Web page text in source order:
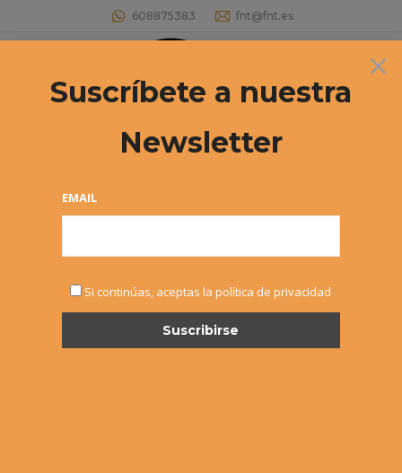
608875383 fnt@fnt.es
Buscar:
Archivos diarios: 18 octubre, 2017
×
Suscríbete a nuestra
Newsletter
EMAIL
Si continúas, aceptas la política de privacidad